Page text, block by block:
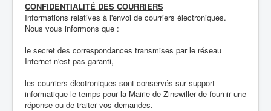
CONFIDENTIALITÉ DES COURRIERS
Informations relatives à l'envoi de courriers électroniques.
Nous vous informons que :
le secret des correspondances transmises par le réseau
Internet n'est pas garanti,
les courriers électroniques sont conservés sur support
informatique le temps pour la Mairie de Zinswiller de fournir une
réponse ou de traiter vos demandes.